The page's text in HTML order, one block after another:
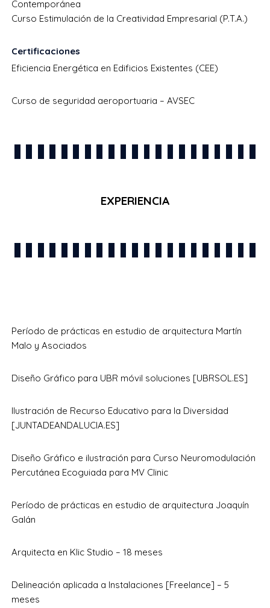
Contemporánea
Curso Estimulación de la Creatividad Empresarial (P.T.A.)
Certificaciones
Eficiencia Energética en Edificios Existentes (CEE)
Curso de seguridad aeroportuaria – AVSEC
EXPERIENCIA
Período de prácticas en estudio de arquitectura Martín
Malo y Asociados
Diseño Gráfico para UBR móvil soluciones [UBRSOL.ES]
Ilustración de Recurso Educativo para la Diversidad
[JUNTADEANDALUCIA.ES]
Diseño Gráfico e ilustración para Curso Neuromodulación
Percutánea Ecoguiada para MV Clinic
Período de prácticas en estudio de arquitectura Joaquín
Galán
Arquitecta en Klic Studio – 18 meses
Delineación aplicada a Instalaciones [Freelance] – 5
meses